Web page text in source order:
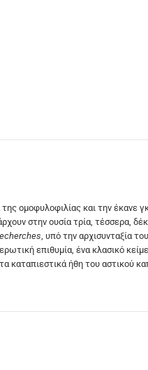
ομοφυλοφιλίας και την έκανε
στην ουσία τρία, τέσσερα,
, υπό την αρχισυνταξία
επιθυμία, ένα κλασικό
ήθη του αστικού